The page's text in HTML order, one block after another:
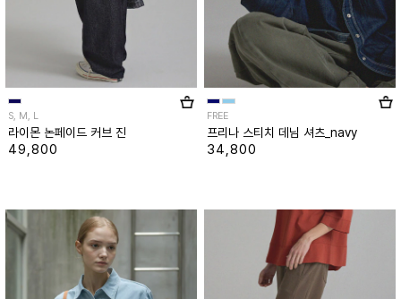
S, M, L
라이몬 논페이드 커브 진
49,800
FREE
프리나 스티치 데님 셔츠_navy
34,800